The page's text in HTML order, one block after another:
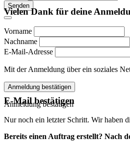
Senden
Vielen Dank für deine
Vorname
Nachname
E-Mail-Adresse
Mit der Anmeldung über ein soziales
Anmeldung bestätigen
Anmeldung bestätigen
E-Mail bestätigen
Nur noch ein letzter Schritt. Wir haben
Bereits einen Auftrag erstellt? Nach